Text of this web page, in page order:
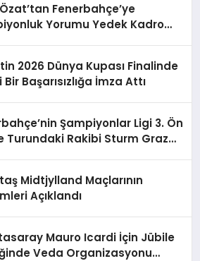
Fenerbahçe’ye
Yorumu Yedek Kadro
2026 Dünya Kupası Finalinde
Başarısızlığa İmza Attı
Şampiyonlar Ligi 3. Ön
Turundaki Rakibi Sturm Graz
Midtjylland Maçlarının
Açıklandı
Mauro Icardi İçin Jübile
Veda Organizasyonu